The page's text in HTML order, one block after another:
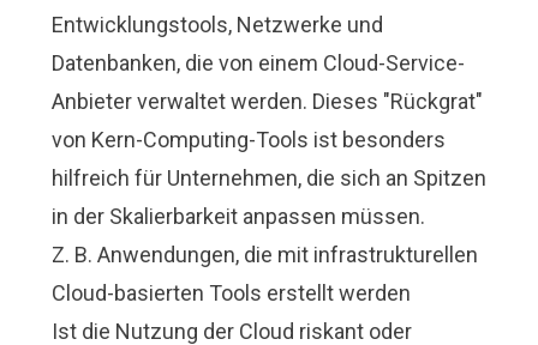
Entwicklungstools, Netzwerke und
Datenbanken, die von einem Cloud-Service-
Anbieter verwaltet werden. Dieses "Rückgrat"
von Kern-Computing-Tools ist besonders
hilfreich für Unternehmen, die sich an Spitzen
in der Skalierbarkeit anpassen müssen.
Z. B. Anwendungen, die mit infrastrukturellen
Cloud-basierten Tools erstellt werden
Ist die Nutzung der Cloud riskant oder